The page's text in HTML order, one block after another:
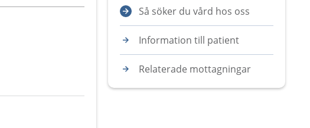
Så söker du vård hos oss
Information till patient
Relaterade mottagningar